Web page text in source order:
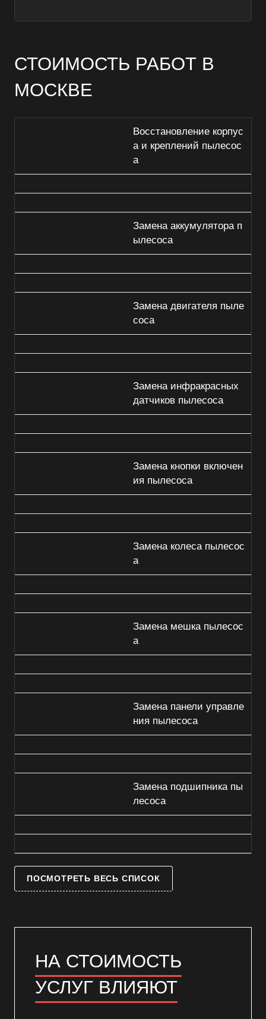
СТОИМОСТЬ РАБОТ В
МОСКВЕ
Восстановление корпус
а и креплений пылесос
а
Замена аккумулятора п
ылесоса
Замена двигателя пыле
соса
Замена инфракрасных
датчиков пылесоса
Замена кнопки включен
ия пылесоса
Замена колеса пылесос
а
Замена мешка пылесос
а
Замена панели управле
ния пылесоса
Замена подшипника пы
лесоса
ПОСМОТРЕТЬ ВЕСЬ СПИСОК
НА СТОИМОСТЬ
УСЛУГ ВЛИЯЮТ